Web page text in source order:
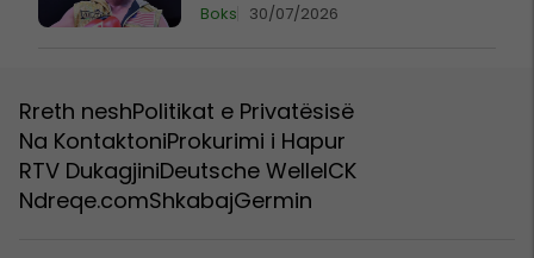
Boks 30/07/2026
Rreth neshPolitikat e Privatësisë
Na KontaktoniProkurimi i Hapur
RTV DukagjiniDeutsche WelleICK
Ndreqe.comShkabajGermin